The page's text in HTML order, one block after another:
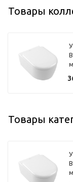
Товары
Товары